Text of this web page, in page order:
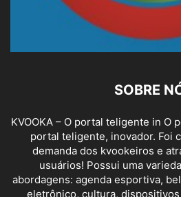
SOBRE
KVOOKA – O portal teligente in O
portal teligente, inovador. Foi
demanda dos kvookeiros e
usuários! Possui uma
abordagens: agenda esportiva,
eletrônico, cultura,